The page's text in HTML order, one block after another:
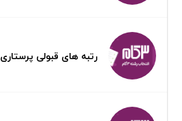
رتبه های قبولی پرستاری 97